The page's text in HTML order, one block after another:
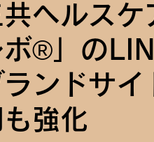
共ヘルス
ボ®」の
ンドサ
強化